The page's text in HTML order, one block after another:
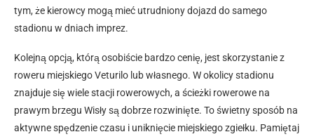
tym, że kierowcy mogą mieć utrudniony dojazd do samego
stadionu w dniach imprez.
Kolejną opcją, którą osobiście bardzo cenię, jest skorzystanie z
roweru miejskiego Veturilo lub własnego. W okolicy stadionu
znajduje się wiele stacji rowerowych, a ścieżki rowerowe na
prawym brzegu Wisły są dobrze rozwinięte. To świetny sposób na
aktywne spędzenie czasu i uniknięcie miejskiego zgiełku. Pamiętaj